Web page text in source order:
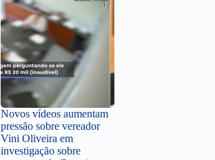
Novos vídeos aumentam
pressão sobre vereador
Vini Oliveira em
investigação sobre